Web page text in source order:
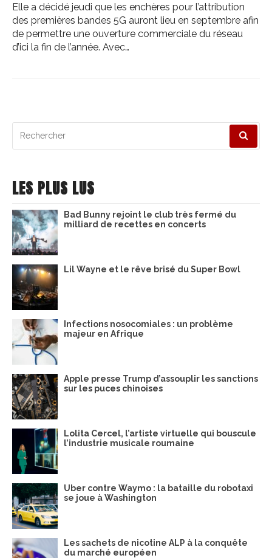
Elle a décidé jeudi que les enchères pour l’attribution
des premières bandes 5G auront lieu en septembre afin
de permettre une ouverture commerciale du réseau
d’ici la fin de l’année. Avec…
pour
LES PLUS LUS
Bad Bunny rejoint le club très fermé du
milliard de recettes en concerts
Lil Wayne et le rêve brisé du Super Bowl
Infections nosocomiales : un problème
majeur en Afrique
Apple presse Trump d’assouplir les sanctions
sur les puces chinoises
Lolita Cercel, l’artiste virtuelle qui bouscule
l’industrie musicale roumaine
Uber contre Waymo : la bataille du robotaxi
se joue à Washington
Les sachets de nicotine ALP à la conquête
du marché européen